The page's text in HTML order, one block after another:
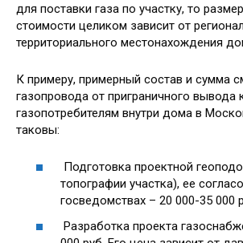
для поставки газа по участку, то
стоимости целиком зависит от
территориального местонахождения
К примеру, примерный состав и сумма
газопровода от приграничного вывода
газопотребителям внутри дома в
таковы:
Подготовка проектной
топографии участка), ее
госведомствах – 20 000-35 000
Разработка проекта